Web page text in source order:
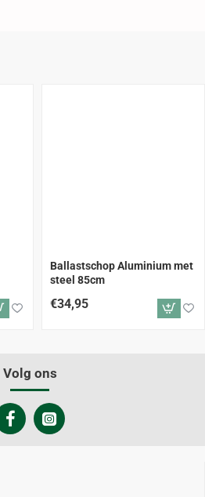
ALLEEN AFHALEN
Ballastschop Aluminium met
steel 85cm
€34,95
Volg ons